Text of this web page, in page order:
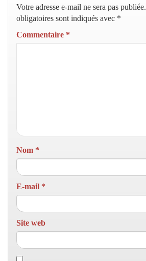
Votre adresse e-mail ne sera pas publiée.
obligatoires sont indiqués avec *
Commentaire *
Nom *
E-mail *
Site web